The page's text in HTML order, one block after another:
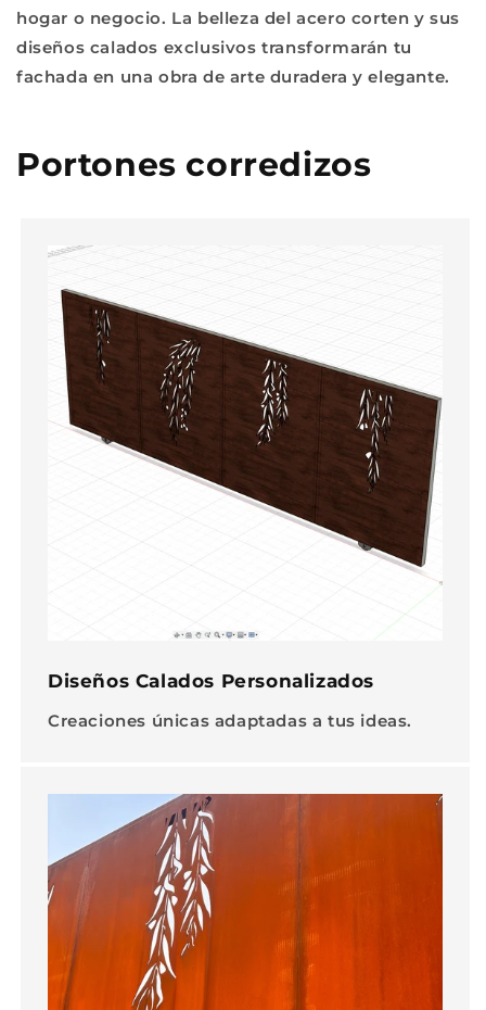
hogar o negocio. La belleza del acero corten y sus
diseños calados exclusivos transformarán tu
fachada en una obra de arte duradera y elegante.
Portones corredizos
Diseños Calados Personalizados
Creaciones únicas adaptadas a tus ideas.